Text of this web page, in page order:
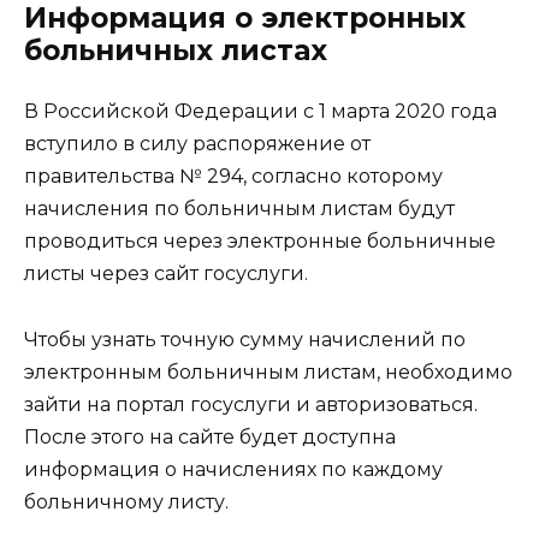
Информация о электронных
больничных листах
В Российской Федерации с 1 марта 2020 года
вступило в силу распоряжение от
правительства № 294, согласно которому
начисления по больничным листам будут
проводиться через электронные больничные
листы через сайт госуслуги.
Чтобы узнать точную сумму начислений по
электронным больничным листам, необходимо
зайти на портал госуслуги и авторизоваться.
После этого на сайте будет доступна
информация о начислениях по каждому
больничному листу.